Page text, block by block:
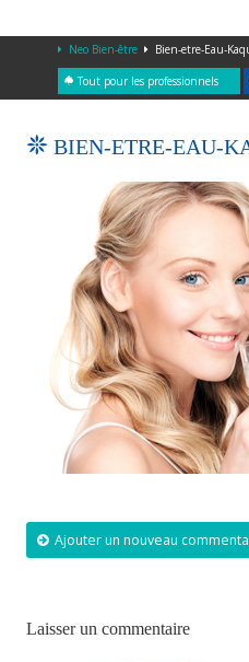
Neo Bien-être Bien-etre-Eau-
Tout pour les professionnels
BIEN-ETRE-EAU-
Ajouter un nouveau
Laisser un commentaire